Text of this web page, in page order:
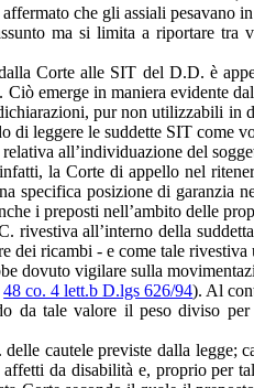
che gli assiali
ma si limita a riportare tra
Corte alle SIT del D.D. è
emerge in maniera evidente
pur non utilizzabili
di leggere le suddette SIT come
all’individuazione del
la Corte di appello nel
specifica posizione di garanzia
i preposti nell’ambito delle
rivestiva all’interno della
dei ricambi - e come tale
dovuto vigilare sulla
48 co. 4 lett.b D.lgs 626/94). Al
da tale valore il peso diviso
cautele previste dalla
affetti da disabilità e, proprio